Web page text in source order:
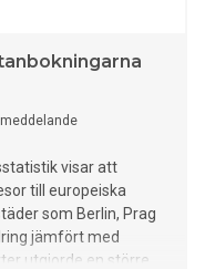
visar att
till europeiska
som Berlin, Prag
jämfört med
utgjorde en större